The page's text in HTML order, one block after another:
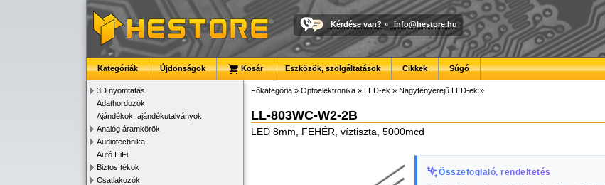
Kérdése van? » info@hestore.hu
Kategóriák Újdonságok Kosár Eszközök, szolgáltatások Cikkek Súgó
3D nyomtatás
Adathordozók
Ajándékok, ajándékutalványok
Analóg áramkörök
Audiotechnika
Autó HiFi
Biztosítékok
Csatlakozók
Főkategória » Optoelektronika » LED-ek » Nagyfényerejű LED-ek »
LL-803WC-W2-2B
LED 8mm, FEHÉR, víztiszta, 5000mcd
Összefoglaló, rendeltetés